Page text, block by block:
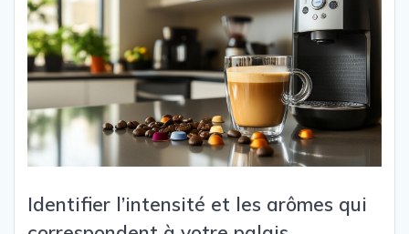
Identifier l’intensité et les arômes qui